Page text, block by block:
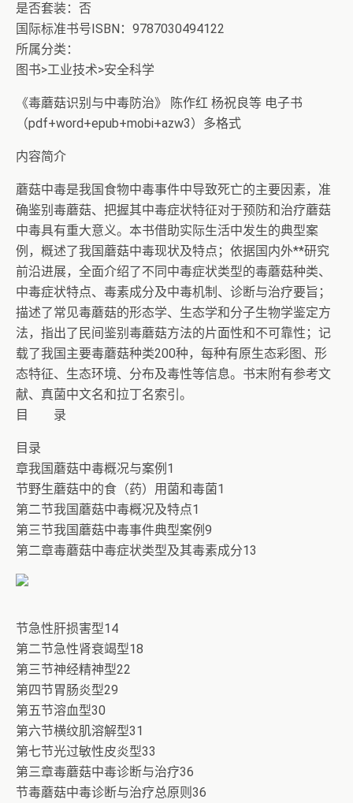
是否套装：否
国际标准书号ISBN：9787030494122
所属分类：
图书>工业技术>安全科学
《毒蘑菇识别与中毒防治》 陈作红 杨祝良等 电子书
（pdf+word+epub+mobi+azw3）多格式
内容简介
蘑菇中毒是我国食物中毒事件中导致死亡的主要因素，准
确鉴别毒蘑菇、把握其中毒症状特征对于预防和治疗蘑菇
中毒具有重大意义。本书借助实际生活中发生的典型案
例，概述了我国蘑菇中毒现状及特点；依据国内外**研究
前沿进展，全面介绍了不同中毒症状类型的毒蘑菇种类、
中毒症状特点、毒素成分及中毒机制、诊断与治疗要旨；
描述了常见毒蘑菇的形态学、生态学和分子生物学鉴定方
法，指出了民间鉴别毒蘑菇方法的片面性和不可靠性；记
载了我国主要毒蘑菇种类200种，每种有原生态彩图、形
态特征、生态环境、分布及毒性等信息。书末附有参考文
献、真菌中文名和拉丁名索引。
目 录
目录
章我国蘑菇中毒概况与案例1
节野生蘑菇中的食（药）用菌和毒菌1
第二节我国蘑菇中毒概况及特点1
第三节我国蘑菇中毒事件典型案例9
第二章毒蘑菇中毒症状类型及其毒素成分13
节急性肝损害型14
第二节急性肾衰竭型18
第三节神经精神型22
第四节胃肠炎型29
第五节溶血型30
第六节横纹肌溶解型31
第七节光过敏性皮炎型33
第三章毒蘑菇中毒诊断与治疗36
节毒蘑菇中毒诊断与治疗总原则36